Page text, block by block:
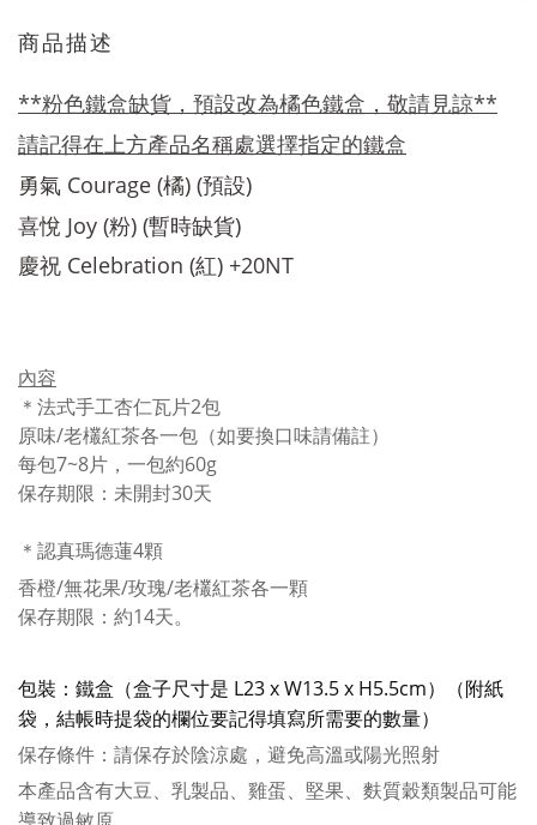
商品描述
**粉色鐵盒缺貨，預設改為橘色鐵盒，敬請見諒**
請記得在上方產品名稱處選擇指定的鐵盒
勇氣 Courage (橘) (預設)
喜悅 Joy (粉) (暫時缺貨)
慶祝 Celebration (紅) +20NT
內容
＊法式手工杏仁瓦片2包
原味/老欉紅茶各一包（如要換口味請備註）
每包7~8片，一包約60g
保存期限 ： 未開封30天
＊認真瑪德蓮4顆
香橙/無花果/玫瑰/老欉紅茶各一顆
保存期限 ：約14天。
包裝 ： 鐵盒（盒子尺寸是 L23 x W13.5 x H5.5cm） （附紙
袋，結帳時提袋的欄位要記得填寫所需要的數量）
保存條件：請保存於陰涼處 ，避免高溫或陽光照射
本產品含有大豆、乳製品、雞蛋、堅果、麩質穀類製品可能